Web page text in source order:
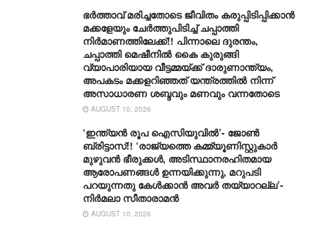
ഭർത്താവ് മരിച്ചതോടെ ജീവിതം കരുപ്പിടിപ്പിക്കാൻ
മക്കളേയും ചേർത്തുപിടിച്ച് ചപ്പാത്തി
നിർമാണത്തിലേക്ക്!! പിന്നാലെ ദുരന്തം,
ചപ്പാത്തി മെഷീനിൽ കൈ കുരുങ്ങി
വ്യാപാരിയായ വീട്ടമ്മയ്ക്ക് ദാരുണാന്ത്യം,
അപകടം മക്കളറിഞ്ഞത് യന്ത്രത്തിൽ നിന്ന്
അസാധാരണ ശബ്ദവും മണവും വന്നതോടെ
AUGUST 10, 2026
‘ഇന്ത്യൻ രൂപ ഐസിയുവിൽ’- ജോൺ
ബ്രിട്ടാസ്!! ‘രാജ്യത്തെ കമ്മ്യൂണിസ്റ്റുകാർ
മുഴുവൻ ഭീരുക്കൾ, അടിസ്ഥാനരഹിതമായ
ആരോപണങ്ങൾ ഉന്നയിക്കുന്നു, മറുപടി
പറയുന്നതു കേൾക്കാൻ അവർ തയ്യാറല്ല’-
നിർമലാ സീതാരാമൻ
AUGUST 10, 2026